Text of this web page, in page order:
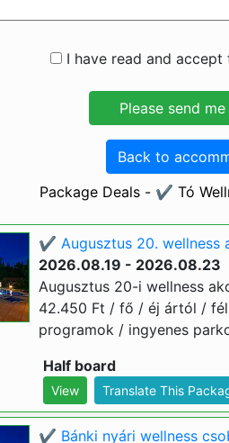
I have read and accept
Back to
Package Deals - ✔️ Tó
✔️ Augusztus 20. wellness
2026.08.19 - 2026.08.23
Augusztus 20-i wellness
42.450 Ft / fő / éj ártól /
programok / ingyenes
Half board
View Translate This
✔️ Bánki nyári wellness